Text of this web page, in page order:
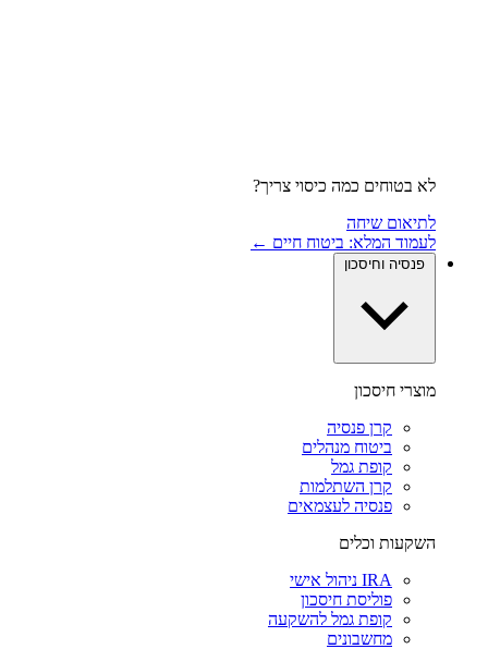
לא בטוחים כמה כיסוי צריך?
לתיאום שיחה
לעמוד המלא: ביטוח חיים ←
פנסיה וחיסכון
מוצרי חיסכון
קרן פנסיה
ביטוח מנהלים
קופת גמל
קרן השתלמות
פנסיה לעצמאים
השקעות וכלים
IRA ניהול אישי
פוליסת חיסכון
קופת גמל להשקעה
מחשבונים